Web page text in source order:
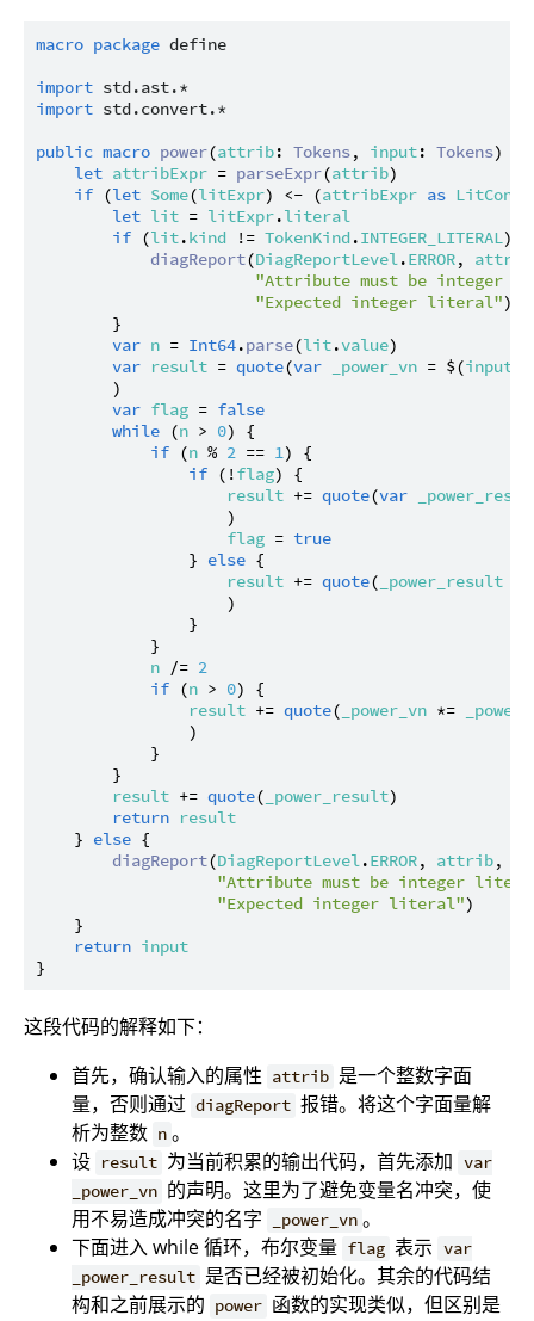
macro package define
import std.ast.*
import std.convert.*
public macro power(attrib: Tokens, input: Tokens) {
let attribExpr = parseExpr(attrib)
if (let Some(litExpr) <- (attribExpr as
let lit = litExpr.literal
if (lit.kind != TokenKind.INTEGER_LITERAL) {
diagReport(DiagReportLevel.ERROR, attrib
"Attribute must be integer
"Expected integer literal")
        }
var n = Int64.parse(lit.value)
var result = quote(var _power_vn = $(input
        )
var flag = false
while (n > 0) {
if (n % 2 == 1) {
if (!flag) {
result += quote(var
                    )
flag = true
                }
else {
result += quote( _power_result
                    )
                }
            }
n /= 2
if (n > 0) {
result += quote( _power_vn *=
                )
            }
        }
result += quote( _power_result)
return result
    }
else {
diagReport(DiagReportLevel.ERROR, attrib,
"Attribute must be integer
"Expected integer literal")
    }
return input
这段代码的解释如下：
首先，确认输入的属性 attrib 是一个整数字面
量，否则通过 diagReport 报错。将这个字面量解
析为整数 n 。
设 result 为当前积累的输出代码，首先添加 var
_power_vn 的声明。这里为了避免变量名冲突，使
用不易造成冲突的名字
_power_vn 。
下面进入 while 循环，布尔变量 flag 表示 var
_power_result 是否已经被初始化。其余的代码结
构和之前展示的 power 函数的实现类似，但区别是